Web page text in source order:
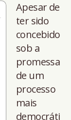
Apesar de
ter sido
concebido
sob a
promessa
de um
processo
mais
democráti